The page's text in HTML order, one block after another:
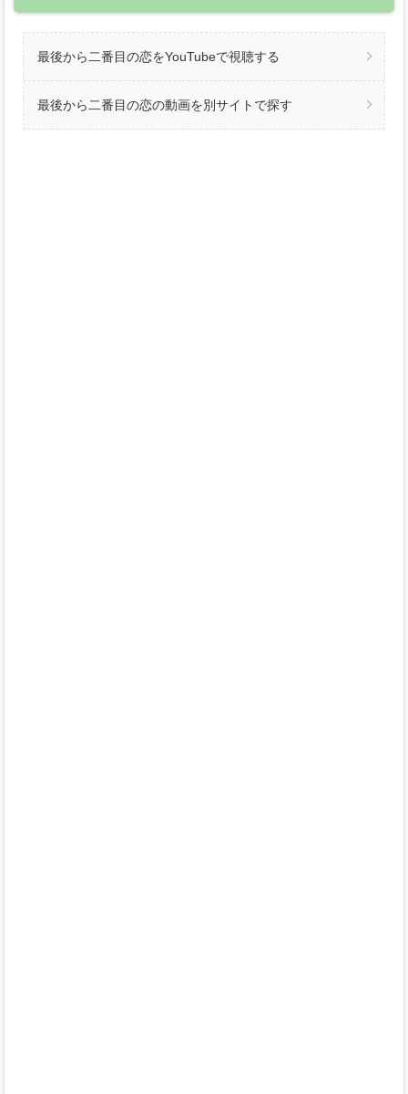
最後から二番目の恋をYouTubeで視聴する
最後から二番目の恋の動画を別サイトで探す